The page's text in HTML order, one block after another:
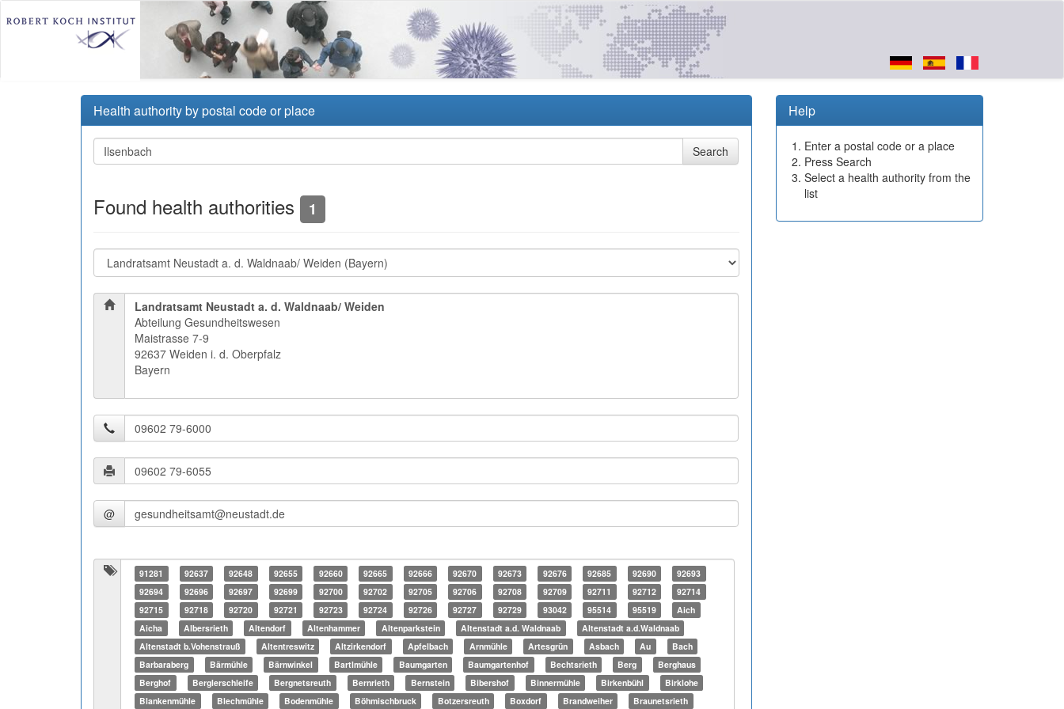
Health authority by postal code or place
Found health authorities 1
Landratsamt Neustadt a. d. Waldnaab/ Weiden
Abteilung Gesundheitswesen
Maistrasse 7-9
92637 Weiden i. d. Oberpfalz
Bayern
@
91281 92637 92648 92655 92660 92665 92666 92670 92673 92676 92685 92690
92693
92694
92696 92697 92699 92700 92702 92705 92706 92708 92709 92711 92712
92714
92715
92718 92720 92721 92723 92724 92726 92727 92729 93042 95514 95519
Aich
Aicha
Albersrieth Altendorf Altenhammer Altenparkstein Altenstadt a.d. Waldnaab
Altenstadt a.d.Waldnaab
Altenstadt b.Vohenstrauß
Altentreswitz Altzirkendorf Apfelbach Arnmühle Artesgrün Asbach Au
Bach
Barbaraberg
Bärmühle Bärnwinkel Bartlmühle Baumgarten Baumgartenhof Bechtsrieth Berg
Berghaus
Berghof
Berglerschleife Bergnetsreuth Bernrieth Bernstein Bibershof Binnermühle Birkenbühl
Birklohe
Blankenmühle
Blechmühle Bodenmühle Böhmischbruck Botzersreuth Boxdorf Brandweiher Braunetsrieth
Help
Enter a postal code or a place
Press Search
Select a health authority from the
list